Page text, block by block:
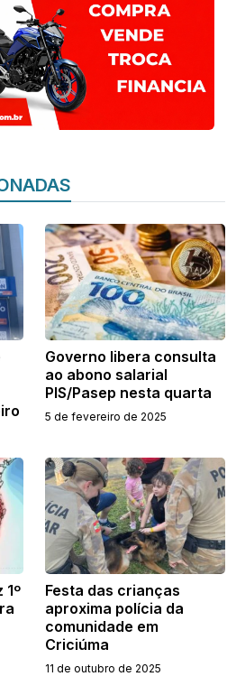
Governo libera consulta
ao abono salarial
PIS/Pasep nesta quarta
5 de fevereiro de 2025
1º
Festa das crianças
aproxima polícia da
comunidade em
Criciúma
11 de outubro de 2025